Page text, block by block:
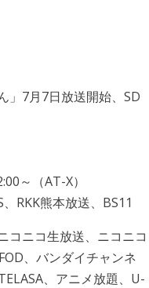
」7月7日放送開始、SD
～（AT-X）
RKK熊本放送、BS11
コニコ生放送、ニコニコ
、バンダイチャンネ
、アニメ放題、U-